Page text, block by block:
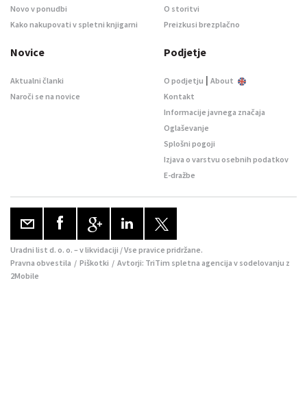
Novo v ponudbi
Kako nakupovati v spletni knjigarni
O storitvi
Preizkusi brezplačno
Novice
Aktualni članki
Naroči se na novice
Podjetje
O podjetju | About
Kontakt
Informacije javnega značaja
Oglaševanje
Splošni pogoji
Izjava o varstvu osebnih podatkov
E-dražbe
Uradni list d. o. o. – v likvidaciji / Vse pravice pridržane.
Pravna obvestila / Piškotki / Avtorji: TriTim spletna agencija v sodelovanju z
2Mobile